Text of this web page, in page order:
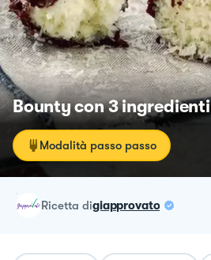
Bounty con 3 ingredienti
Modalità passo passo
ricetta digiapprovato